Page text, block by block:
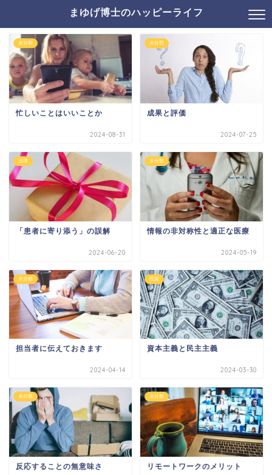
まゆげ博士のハッピーライフ
未分類
忙しいことはいいことか
2024-08-31
未分類
成果と評価
2024-07-25
法律
「患者に寄り添う」の誤解
2024-06-20
未分類
情報の非対称性と適正な医療
2024-05-19
未分類
担当者に伝えておきます
2024-04-14
投資
資本主義と民主主義
2024-03-30
未分類
反応することの無意味さ
未分類
リモートワークのメリット